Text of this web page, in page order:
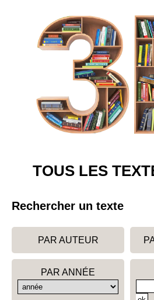
TOUS LES
Rechercher un texte
PAR AUTEUR
PAR ANNÉE